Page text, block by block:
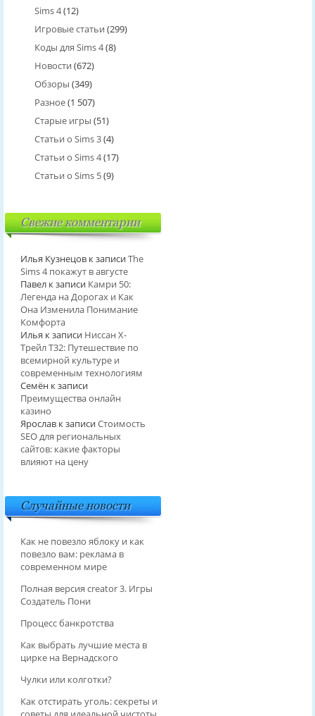
Sims 4(12)
Игровые статьи (299)
Коды для Sims 4(8)
Новости (672)
Обзоры (349)
Разное(1 507)
Старые игры (51)
Статьи о Sims 3(4)
Статьи о Sims 4(17)
Статьи о Sims 5(9)
Свежие комментарии
Илья Кузнецовк записиThe
Sims 4 покажут в августе
Павелк записи Камри 50:
Легенда на Дорогах и Как
Она Изменила Понимание
Комфорта
Илья к записи Ниссан Х-
Трейл T32: Путешествие по
всемирной культуре и
современным технологиям
Семёнк записи
Преимущества онлайн
казино
Ярославк записиСтоимость
SEO для региональных
сайтов: какие факторы
влияют на цену
Случайные новости
Как не повезло яблоку и как
повезло вам: реклама в
современном мире
Полная версия creator 3. Игры
Создатель Пони
Процесс банкротства
Как выбрать лучшие места в
цирке на Вернадского
Чулки или колготки?
Как отстирать уголь: секреты и